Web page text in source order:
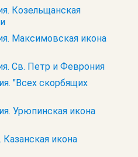
Козельщанская
Максимовская икона
Св. Петр и Феврония
"Всех скорбящих
Урюпинская икона
Казанская икона